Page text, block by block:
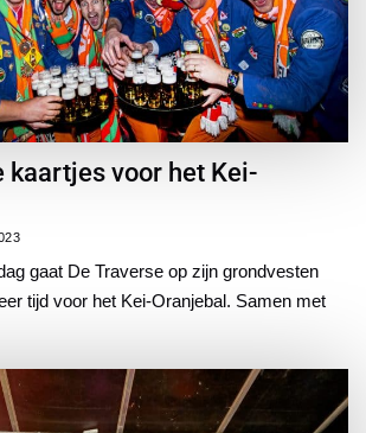
kaartjes voor het Kei-
gaat De Traverse op zijn grondvesten
tijd voor het Kei-Oranjebal. Samen met